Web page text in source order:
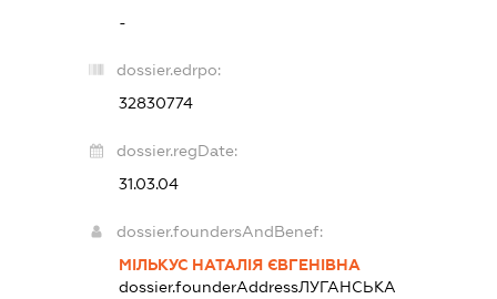
-
dossier.edrpo:
32830774
dossier.regDate:
31.03.04
dossier.foundersAndBenef:
МІЛЬКУС НАТАЛІЯ ЄВГЕНІВНА
dossier.founderAddressЛУГАНСЬКА